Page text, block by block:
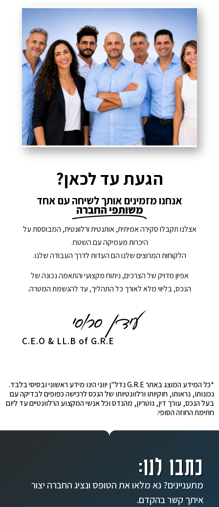
הגעת עד לכאן?
אנחנו מזמינים אותך לשיחה עם אחד
משותפי החברה
אצלנו תקבלו סקירה אמיתית, אותנטית ורלוונטית, המבוססת על
היכרות מעמיקה עם השטח.
הלקוחות המרוצים שלנו הם העדות לדרך העבודה שלנו.
אפיון מדויק של הצרכים, ניתוח מקצועי והתאמה נכונה של
הנכס, בליווי מלא לאורך כל התהליך, עד להגשמת המטרה.
C.E.O & LL.B of G.R.E
*כל המידע המוצג באתר G.R.E נדל"ן יווני הינו מידע ראשוני ובסיסי בלבד.
נכונותו, נראותו, חוקיותו ורלוונטיותו של הנכס לרכישה כפופים לבדיקה עם
בעל הנכס, עורך דין, נוטריון, מהנדס וכל אנשי המקצוע הרלוונטיים עד ליום
חתימת החוזה הסופי.
כתבו לנו:
מתעניינים? נא מלאו את הטופס ונציג החברה יצור
איתך קשר בהקדם.